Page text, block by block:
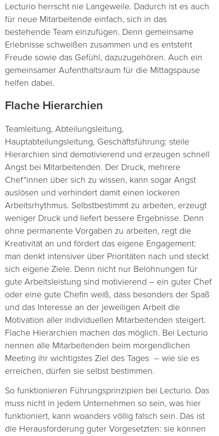
Lecturio herrscht nie Langeweile. Dadurch ist es auch
für neue Mitarbeitende einfach, sich in das
bestehende Team einzufügen. Denn gemeinsame
Erlebnisse schweißen zusammen und es entsteht
Freude sowie das Gefühl, dazuzugehören. Auch ein
gemeinsamer Aufenthaltsraum für die Mittagspause
helfen dabei.
Flache Hierarchien
Teamleitung, Abteilungsleitung,
Hauptabteilungsleitung, Geschäftsführung: steile
Hierarchien sind demotivierend und erzeugen schnell
Angst bei Mitarbeitenden. Der Druck, mehrere
Chef*innen über sich zu wissen, kann sogar Angst
auslösen und verhindert damit einen lockeren
Arbeitsrhythmus. Selbstbestimmt zu arbeiten, erzeugt
weniger Druck und liefert bessere Ergebnisse. Denn
ohne permanente Vorgaben zu arbeiten, regt die
Kreativität an und fördert das eigene Engagement:
man denkt intensiver über Prioritäten nach und steckt
sich eigene Ziele. Denn nicht nur Belohnungen für
gute Arbeitsleistung sind motivierend – ein guter Chef
oder eine gute Chefin weiß, dass besonders der Spaß
und das Interesse an der jeweiligen Arbeit die
Motivation aller individuellen Mitarbeitenden steigert.
Flache Hierarchien machen das möglich. Bei Lecturio
nennen alle Mitarbeitenden beim morgendlichen
Meeting ihr wichtigstes Ziel des Tages – wie sie es
erreichen, dürfen sie selbst bestimmen.
So funktionieren Führungsprinzipien bei Lecturio. Das
muss nicht in jedem Unternehmen so sein, was hier
funktioniert, kann woanders völlig falsch sein. Das ist
die Herausforderung guter Vorgesetzten: sie können